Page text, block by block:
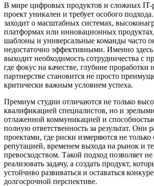
В мире цифровых продуктов и сложных
проект уникален и требует особого
заходит о масштабных системах,
платформах или инновационных
шаблоны и универсальные команды часто
недостаточно эффективными. Именно
выходит необходимость сотрудничества с
где фокус на качестве, глубине проработки
партнерстве становится не просто
критически важным условием успеха.
Премиум студии отличаются не только
квалификацией специалистов, но и
отлаженной коммуникацией и
полную ответственность за результат. Они
проектами, где риски измеряются не
репутацией, временем выхода на рынок и
превосходством. Такой подход позволяет
реализовать задачу, а создать продукт,
устойчиво развиваться и оставаться
долгосрочной перспективе.